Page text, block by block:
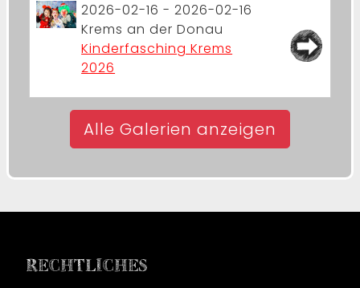
2026-02-16 - 2026-02-16
Krems an der Donau
Kinderfasching Krems
2026
Alle Galerien anzeigen
RECHTLICHES